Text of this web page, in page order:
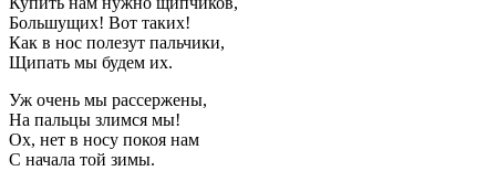
Большущих! Вот таких!
Как в нос полезут пальчики,
Щипать мы будем их.
Уж очень мы рассержены,
На пальцы злимся мы!
Ох, нет в носу покоя нам
С начала той зимы.